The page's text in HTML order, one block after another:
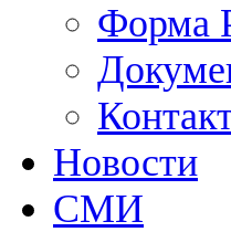
Форма
Новости
СМИ